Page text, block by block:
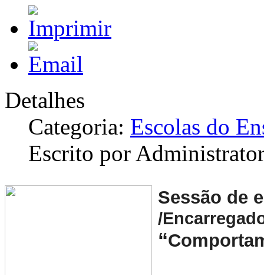
Detalhes
Categoria: Escolas do
Escrito por
Sessão de
/
“